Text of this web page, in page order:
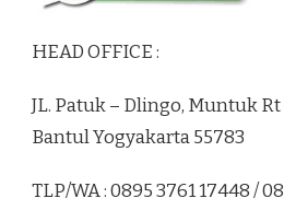
HEAD OFFICE :
JL. Patuk – Dlingo, Muntuk
Bantul Yogyakarta 55783
TLP/WA : 0895 3761 17448 /